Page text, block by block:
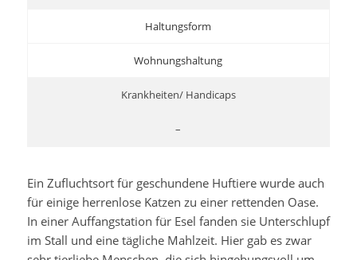
Haltungsform
Wohnungshaltung
Krankheiten/ Handicaps
–
Ein Zufluchtsort für geschundene Huftiere wurde auch
für einige herrenlose Katzen zu einer rettenden Oase.
In einer Auffangstation für Esel fanden sie Unterschlupf
im Stall und eine tägliche Mahlzeit. Hier gab es zwar